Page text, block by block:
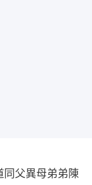
父異母弟弟陳